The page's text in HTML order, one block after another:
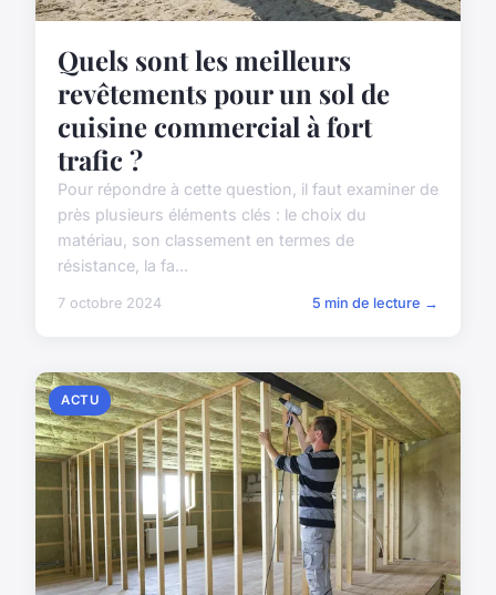
Quels sont les meilleurs
revêtements pour un sol de
cuisine commercial à fort
trafic ?
Pour répondre à cette question, il faut examiner de
près plusieurs éléments clés : le choix du
matériau, son classement en termes de
résistance, la fa...
7 octobre 2024 5 min de lecture →
ACTU